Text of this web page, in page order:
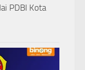
PDBI Kota